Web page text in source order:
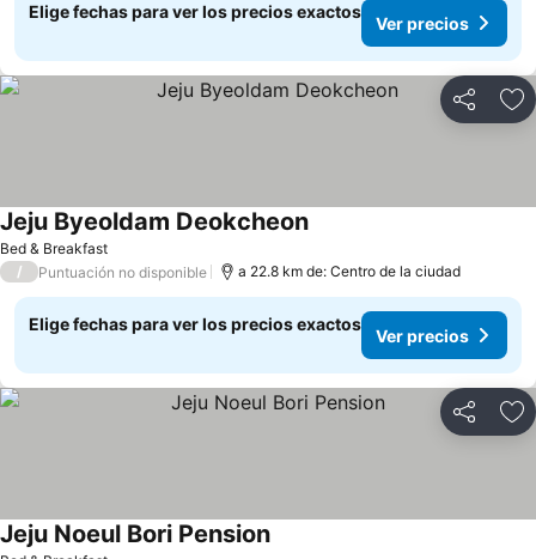
Elige fechas para ver los precios exactos
Ver precios
Compartir
Bed & Breakfast
Jeju Byeoldam Deokcheon
/ Puntuación no disponible a 22.8 km de: Centro de la ciudad
Elige fechas para ver los precios exactos
Ver precios
Compartir
Jeju Noeul Bori Pension